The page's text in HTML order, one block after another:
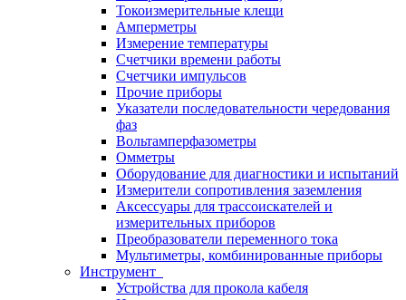
Токоизмерительные клещи
Амперметры
Измерение температуры
Счетчики времени работы
Счетчики импульсов
Прочие приборы
Указатели последовательности чередования
фаз
Вольтамперфазометры
Омметры
Оборудование для диагностики и испытаний
Измерители сопротивления заземления
Аксессуары для трассоискателей и
измерительных приборов
Преобразователи переменного тока
Мультиметры, комбинированные приборы
Инструмент
Устройства для прокола кабеля